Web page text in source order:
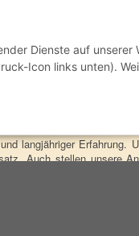
Dienste auf
Icon links unten).
seelisch-mental-
langjähriger Erfahrung.
Auch stellen unsere